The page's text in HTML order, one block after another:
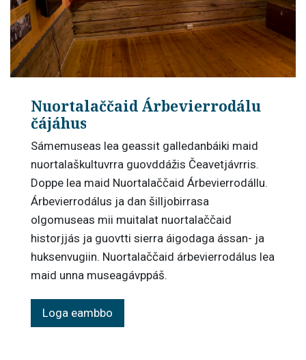
Nuortalaččaid Árbevierrodálu
čájáhus
Sámemuseas lea geassit galledanbáiki maid
nuortalaškultuvrra guovddážis Čeavetjávrris.
Doppe lea maid Nuortalaččaid Árbevierrodállu.
Árbevierrodálus ja dan šilljobirrasa
olgomuseas mii muitalat nuortalaččaid
historjjás ja guovtti sierra áigodaga ássan- ja
huksenvugiin. Nuortalaččaid árbevierrodálus lea
maid unna museagávppáš.
Loga eambbo